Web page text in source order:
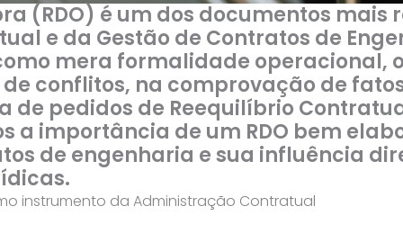
(RDO) é um dos documentos
e da Gestão de Contratos de
mera formalidade operacional, o
conflitos, na comprovação de
de pedidos de Reequilíbrio
a importância de um RDO bem
de engenharia e sua influência
instrumento da Administração Contratual